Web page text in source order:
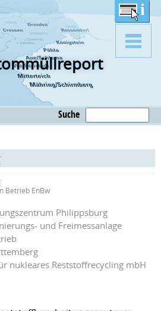
Suche
Betrieb EnBw
Philippsburg
und Freimessanlage
nukleares Reststoffrecycling mbH